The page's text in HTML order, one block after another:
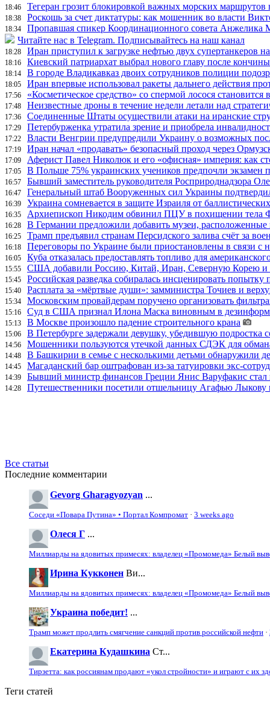
18:46 Тегеран грозит блокировкой важных морских маршрутов
18:38 Роскошь за счет диктатуры: как мошенник во власти
18:34
Пропавшая спикер Координационного совета Анжелика
Читайте нас в Telegram. Подписывайтесь на наш канал
18:28 Иран приступил к загрузке нефтью двух супертанкеров
18:16 Киевский патриархат выбрал нового главу после
18:14 В городе Владикавказ двоих сотрудников полиции
18:05 Иран впервые использовал ракеты дальнего действия
17:56 «Косметическое средство» со спермой лосося
17:48 Неизвестные дроны в течение недели летали над
17:36 Соединенные Штаты осуществили атаки на иранские
17:29 Петербурженка утратила зрение и приобрела
17:22 Власти Венгрии предупредили Украину о возможных
17:19 Иран начал «продавать» безопасный проход через
17:09 Аферист Павел Николюк и его «офисная» империя: как
17:05 В Польше 75% украинских учеников предпочли экзамен
16:57 Бывший заместитель руководителя Росприроднадзора
16:47 Генеральный штаб Вооруженных сил Украины
16:39 Украина сомневается в защите Израиля от
16:35 Архиепископ Никодим обвинил ПЦУ в похищении тела
16:28 В Германии предложили добавить музеи,
16:25 Трамп предъявил странам Персидского залива счёт за
16:18 Переговоры по Украине были приостановлены в связи с
16:05 Куба отказалась предоставлять топливо для
15:55 США добавили Россию, Китай, Иран, Северную Корею и
15:45 Российская разведка собиралась инсценировать
15:40 Расплата за «мёртвые души»: замминистра Точиев и
15:34 Московским провайдерам поручено организовать
15:16 Суд в США признал Илона Маска виновным в
15:13 В Москве произошло падение строительного крана
15:06 В Петербурге задержали девушку, убедившую подростка
14:56 Мошенники пользуются утечкой данных СДЭК для
14:48 В Башкирии в семье с несколькими детьми обнаружили
14:45 Магаданский бар оштрафован из-за татуировки экс-
14:39 Бывший министр финансов Греции Янис Варуфакис стал
14:28 Путешественники посетили отшельницу Агафью Лыкову
Все статьи
Последние комментарии
Gevorg Gharagyozyan ...
Соседи «Повара Путина» • Портал Компромат · 3 weeks ago
Олеся Г ...
Миллиарды на ядовитых примесях: владелец «Промомеда» Белый
Ирина Кукконен Ви...
Миллиарды на ядовитых примесях: владелец «Промомеда» Белый
Украина победит! ...
Трамп может продлить смягчение санкций против российской нефти ·
Екатерина Кудашкина Ст...
Тирзетта: как россиянам продают «укол стройности» и играют с их
Теги статей